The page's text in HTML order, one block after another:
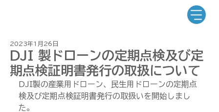
DJI 製ドローンの定期点検及び定
期点検証明書発行の取扱について
2023年1月26日
DJI製の産業用ドローン、民生用ドローンの定期点
検及び定期点検証明書発行の取扱いを開始しまし
た。